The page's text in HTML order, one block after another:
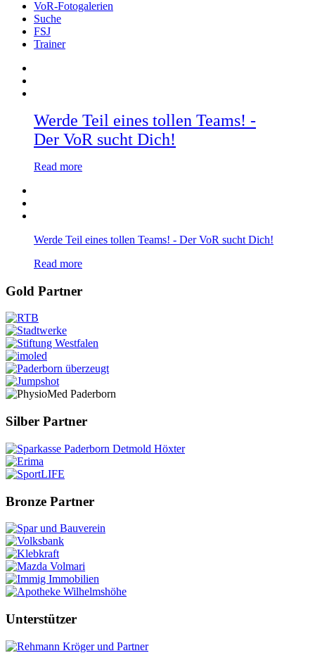
VoR-Fotogalerien
Suche
FSJ
Trainer
Werde Teil eines tollen Teams! -
Der VoR sucht Dich!
Read more
Werde Teil eines tollen Teams! - Der VoR sucht Dich!
Read more
Gold Partner
Silber Partner
Bronze Partner
Unterstützer